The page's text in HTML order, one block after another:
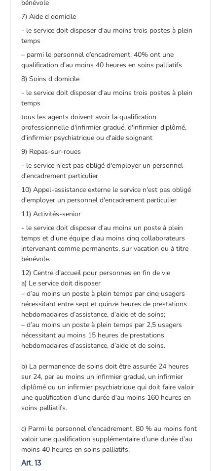
bénévole
7) Aide d domicile
- le service doit disposer d'au moins trois postes à plein
temps
– parmi le personnel d’encadrement, 40% ont une
qualification d’au moins 40 heures en soins palliatifs
8) Soins d domicile
- le service doit disposer d'au moins trois postes à plein
temps
tous les agents doivent avoir la qualification
professionnelle d'infirmier gradué, d'infirmier diplômé,
d'infirmier psychiatrique ou d'aide soignant
9) Repas-sur-roues
- le service n'est pas obligé d'employer un personnel
d'encadrement particulier
10) Appel-assistance externe le service n'est pas obligé
d'employer un personnel d'encadrement particulier
11) Activités-senior
- le service doit disposer d'au moins un poste à plein
temps et d'une équipe d'au moins cinq collaborateurs
intervenant comme permanents, sur vacation ou à titre
bénévole.
12) Centre d’accueil pour personnes en fin de vie
a) Le service doit disposer
– d’au moins un poste à plein temps par cinq usagers
nécessitant entre sept et quinze heures de prestations
hebdomadaires d’assistance, d’aide et de soins;
– d’au moins un poste à plein temps par 2,5 usagers
nécessitant au moins 15 heures de prestations
hebdomadaires d’assistance, d’aide et de soins.
b) La permanence de soins doit être assurée 24 heures
sur 24, par au moins un infirmier gradué, un infirmier
diplômé ou un infirmier psychiatrique qui doit faire valoir
une qualification d’une durée d’au moins 160 heures en
soins palliatifs.
c) Parmi le personnel d’encadrement, 80 % au moins font
valoir une qualification supplémentaire d’une durée d’au
moins 40 heures en soins palliatifs.
Art. 13